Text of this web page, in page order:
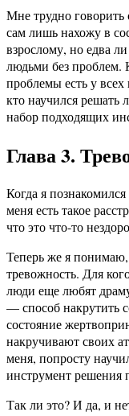
Мне трудно говорить
сам лишь нахожу в
взрослому, но едва
людьми без проблем.
проблемы есть у
кто научился решать
набор подходящих
Глава 3.
Когда я
меня есть такое
что это что-то
Теперь же я
тревожность. Для
люди еще любят
— способ накрутить
состояние
накручивают своих
меня, попросту
инструмент решения
Так ли это? И да, и